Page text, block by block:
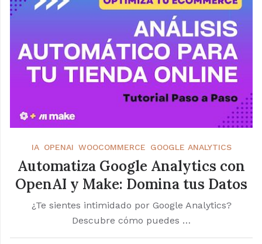
IA OPENAI WOOCOMMERCE GOOGLE ANALYTICS
Automatiza Google Analytics con
OpenAI y Make: Domina tus Datos
¿Te sientes intimidado por Google Analytics?
Descubre cómo puedes …